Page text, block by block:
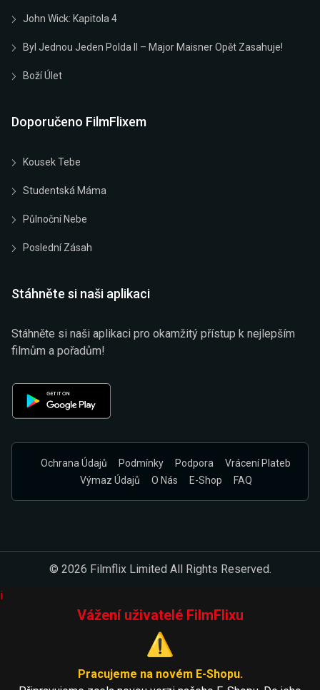
John Wick: Kapitola 4
Byl Jednou Jeden Polda II – Major Maisner Opět Zasahuje!
Boží Úlet
Doporučeno FilmFlixem
Kousek Tebe
Studentská Máma
Půlnoční Nebe
Poslední Zásah
Stáhněte si naši aplikaci
Stáhněte si naši aplikaci pro okamžitý přístup k nejlepším
filmům a pořadům!
Ochrana Údajů Podmínky Podpora
Vrácení Plateb
Výmaz Údajů
O Nás E-Shop FAQ
© 2026 Filmflix Limited All Rights Reserved.
i
Vážení uživatelé FilmFlixu
⚠️
Pracujeme na novém E-Shopu.